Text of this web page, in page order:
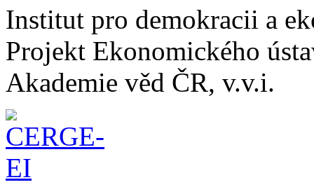
Institut pro demokracii a
Projekt Ekonomického
Akademie věd ČR, v.v.i.